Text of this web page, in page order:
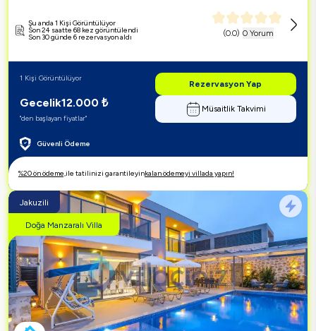
(0.0) 0 Yorum
Şu anda 1 Kişi Görüntülüyor
Son 24 saatte 68 kez görüntülendi
Son 30 günde 6 rezervasyon aldı
Güvenli Ödeme
Gecelik12.000 ₺
"den başlayan fiyatlar"
1 Kişi Görüntülüyor
Rezervasyon Yap
Müsaitlik Takvimi
%20 ön ödeme,ile tatilinizi garantileyinkalan ödemeyi villada yapın!
Jakuzili
Doğa Manzaralı Villa